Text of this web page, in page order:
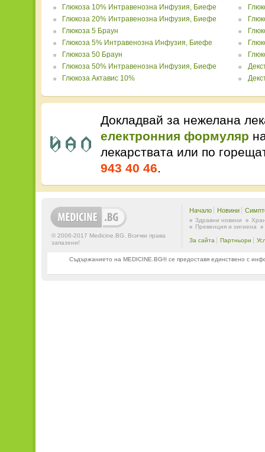
Глюкоза 10% Интравенозна Инфузия, Биефе
Глюкоза 20% Интравенозна Инфузия, Биефе
Глюкоза 5 Браун
Глюкоза 5% Интравенозна Инфузия, Биефе
Глюкоза 50 Браун
Глюкоза 50% Интравенозна Инфузия, Биефе
Глюкоза Актавис 10%
Докладвай за нежелана
електронния формуляр
лекарствата или по
943 40 46.
© 2006-2017 Medicine.BG. Всички права
запазени!
Начало Новини
Здравни новини
Превенция и хигиена
За сайта Партньори
Съдържанието на MEDICINE.BG® се предоставя единствено с